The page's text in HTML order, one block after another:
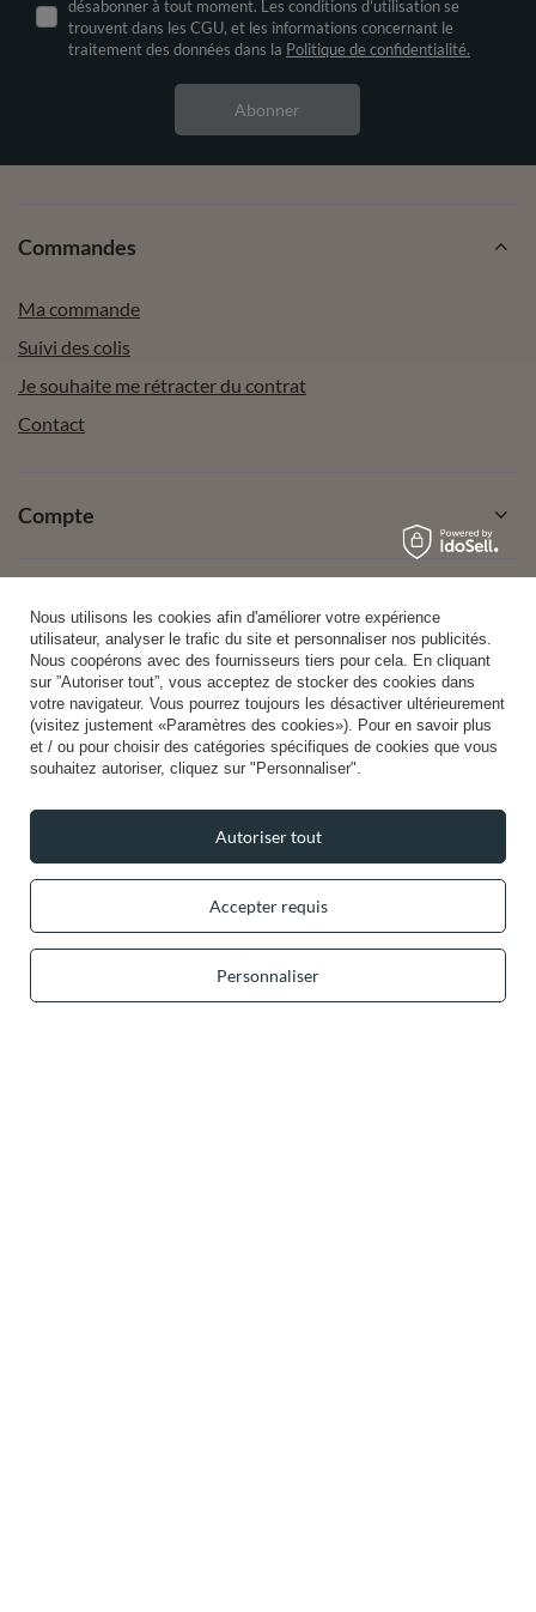
désabonner à tout moment. Les conditions d’utilisation se
trouvent dans les CGU, et les informations concernant le
traitement des données dans la Politique de confidentialité.
Abonner
Commandes
Ma commande
Suivi des colis
Je souhaite me rétracter du contrat
Contact
Compte
Info
+49 32 2210 915 31 (allemand/anglais)
Vivisence,49 Hevea Road,DE13 0SHBurton-on-Trent
Dans le magasin, nous présentons les prix bruts (TVA comprise).
Nous utilisons les cookies afin d'améliorer votre expérience
utilisateur, analyser le trafic du site et personnaliser nos publicités.
Nous coopérons avec des fournisseurs tiers pour cela. En cliquant
sur ”Autoriser tout”, vous acceptez de stocker des cookies dans
votre navigateur. Vous pourrez toujours les désactiver ultérieurement
(visitez justement «Paramètres des cookies»). Pour en savoir plus
et / ou pour choisir des catégories spécifiques de cookies que vous
souhaitez autoriser, cliquez sur "Personnaliser".
Accepter requis
Personnaliser
Autoriser tout